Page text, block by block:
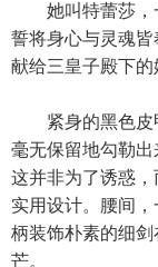
她叫特蕾莎，
誓将身心与灵魂皆
献给三皇子殿下的
紧身的黑色皮
毫无保留地勾勒出
这并非为了诱惑
实用设计。腰间，
柄装饰朴素的细
芒。